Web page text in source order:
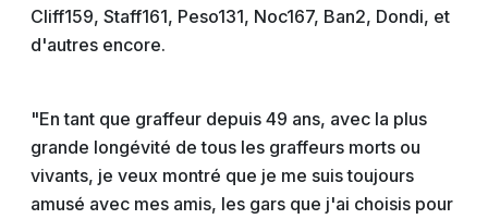
Cliff159, Staff161, Peso131, Noc167, Ban2, Dondi, et
d'autres encore.
"En tant que graffeur depuis 49 ans, avec la plus
grande longévité de tous les graffeurs morts ou
vivants, je veux montré que je me suis toujours
amusé avec mes amis, les gars que j'ai choisis pour